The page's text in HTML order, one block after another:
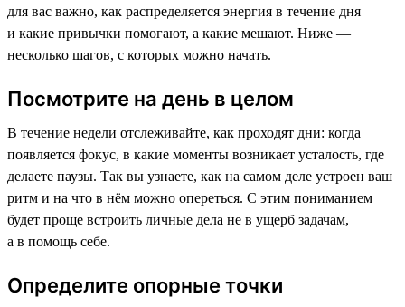
для вас важно, как распределяется энергия в течение дня
и какие привычки помогают, а какие мешают. Ниже —
несколько шагов, с которых можно начать.
Посмотрите на день в целом
В течение недели отслеживайте, как проходят дни: когда
появляется фокус, в какие моменты возникает усталость, где
делаете паузы. Так вы узнаете, как на самом деле устроен ваш
ритм и на что в нём можно опереться. С этим пониманием
будет проще встроить личные дела не в ущерб задачам,
а в помощь себе.
Определите опорные точки